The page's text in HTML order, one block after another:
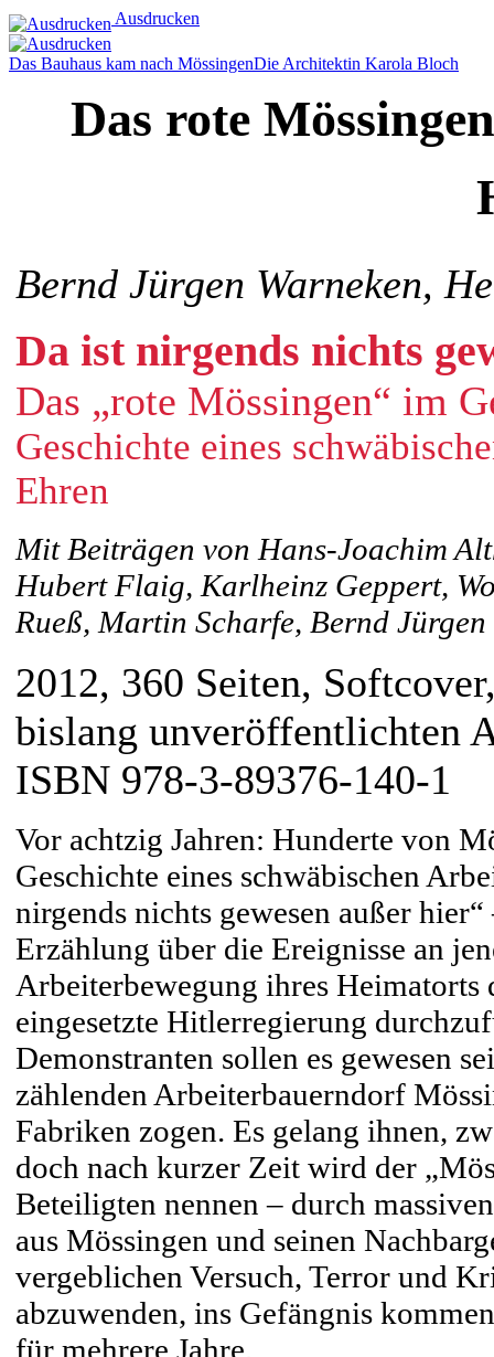
Ausdrucken
Das Bauhaus kam nach MössingenDie Architektin Karola Bloch
Das rote
Bernd Jürgen Warneken,
Da ist nirgends nichts
Das „rote Mössingen“ im
Geschichte eines
Ehren
Mit Beiträgen von Hans-Joachim
Hubert Flaig, Karlheinz Geppert,
Rueß, Martin Scharfe, Bernd
2012, 360 Seiten,
bislang unveröffentlichten
ISBN 978-3-89376-140-1
Vor achtzig Jahren: Hunderte von
Geschichte eines schwäbischen
nirgends nichts gewesen außer
Erzählung über die Ereignisse an
Arbeiterbewegung ihres Heimatorts
eingesetzte Hitlerregierung
Demonstranten sollen es gewesen
zählenden Arbeiterbauerndorf
Fabriken zogen. Es gelang ihnen,
doch nach kurzer Zeit wird der
Beteiligten nennen – durch
aus Mössingen und seinen
vergeblichen Versuch, Terror und
abzuwenden, ins Gefängnis
für mehrere Jahre.